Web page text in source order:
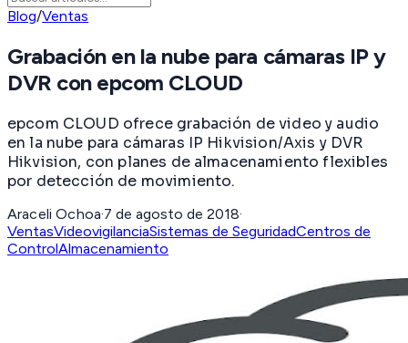
Blog/Ventas
Grabación en la nube para cámaras IP y
DVR con epcom CLOUD
epcom CLOUD ofrece grabación de video y audio
en la nube para cámaras IP Hikvision/Axis y DVR
Hikvision, con planes de almacenamiento flexibles
por detección de movimiento.
Araceli Ochoa·7 de agosto de 2018·
VentasVideovigilanciaSistemas de SeguridadCentros de
ControlAlmacenamiento